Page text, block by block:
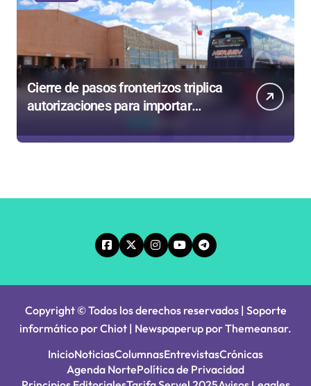
Cierre de pasos fronterizos triplica
autorizaciones para importar
Copyright © Todos los derechos reservados | Soporte
informático por Chiot | Newspaperup porThemeansar.
InicioNoticiasColumnasEntrevistasCrónicas
Agenda NortePolítica de Privacidad